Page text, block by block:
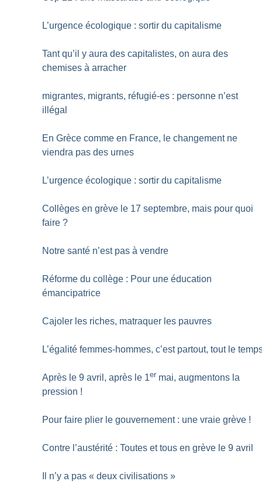
L’urgence écologique : sortir du capitalisme
Tant qu’il y aura des capitalistes, on aura des
chemises à arracher
migrantes, migrants, réfugié-es : personne n’est
illégal
En Grèce comme en France, le changement ne
viendra pas des urnes
L’urgence écologique : sortir du capitalisme
Collèges en grève le 17 septembre, mais pour quoi
faire ?
Notre santé n’est pas à vendre
Réforme du collège : Pour une éducation
émancipatrice
Cajoler les riches, matraquer les pauvres
L’égalité femmes-hommes, c’est partout, tout le
Après le 9 avril, après le 1er mai, augmentons la
pression !
Pour faire plier le gouvernement : une vraie grève !
Contre l’austérité : Toutes et tous en grève le 9 avril
Il n’y a pas « deux civilisations »